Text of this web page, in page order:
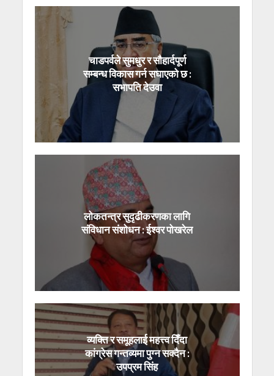
चाडपर्वले सुमधुर र सौहार्दपूर्ण
सम्बन्ध विकास गर्न सघाएको छ :
सभापति देउवा
लोकतन्त्र सुदृढीकरणका लागि
संविधान संशोधन : ईश्वर पोखरेल
व्यक्ति र समूहलाई महत्त्व दिँदा
कांग्रेस गन्तव्यमा पुग्न सक्दैन :
उपप्रम सिंह